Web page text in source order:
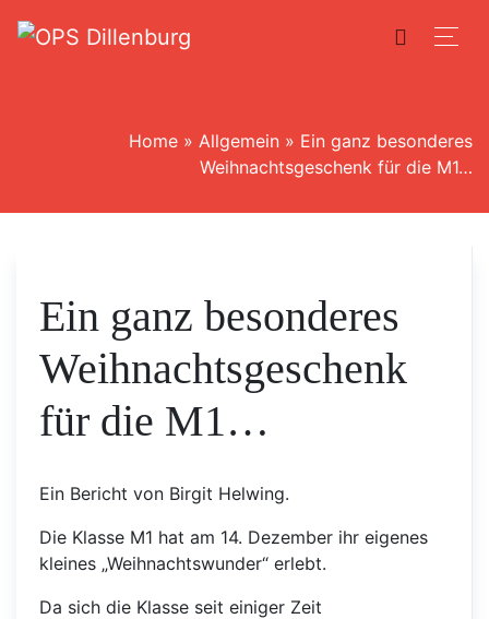
Home » Allgemein » Ein ganz besonderes
Weihnachtsgeschenk für die M1…
Ein ganz besonderes
Weihnachtsgeschenk
für die M1…
Ein Bericht von Birgit Helwing.
Die Klasse M1 hat am 14. Dezember ihr eigenes
kleines „Weihnachtswunder“ erlebt.
Da sich die Klasse seit einiger Zeit